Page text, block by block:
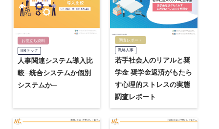
お役立ち資料
HRテック
人事関連システム導入比
較─統合システムか個別
システムか─
調査レポート
戦略人事
若手社会人のリアルと奨
学金 奨学金返済がもたら
す心理的ストレスの実態
調査レポート